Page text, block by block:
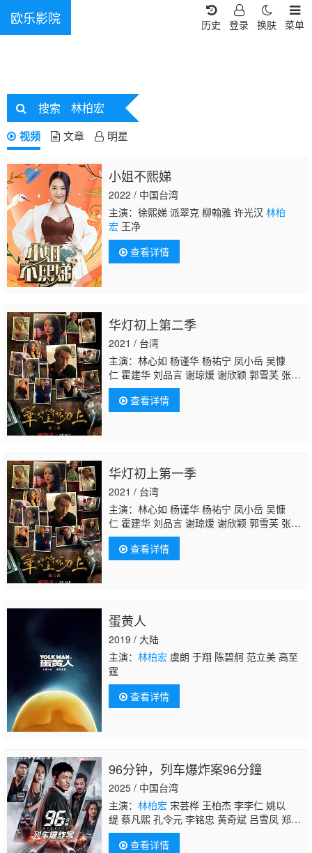
欧乐影院 菜单
换肤
登录
历史
搜索 林柏宏
视频 文章 明星
小姐不熙娣
2022 / 中国台湾
主演：徐熙娣 派翠克 柳翰雅 许光汉 林柏
宏王净
查看详情
华灯初上第二季
2021 / 台湾
主演：林心如 杨谨华 杨祐宁 凤小岳 吴慷
仁 霍建华 刘品言 谢琼煖 谢欣颖 郭雪芙 张轩
睿 江宜蓉 章广辰 郑元畅 刘敬 王柏杰 修杰
楷林柏宏王净 曾敬骅 张睿家 胡玮杰 谢雨
芝 屈中恒 应采灵 王静莹 伊正 黄柔闽 朱宥
查看详情
华灯初上第一季
2021 / 台湾
主演：林心如 杨谨华 杨祐宁 凤小岳 吴慷
仁 霍建华 刘品言 谢琼煖 谢欣颖 郭雪芙 张轩
睿 江宜蓉 章广辰 郑元畅 刘敬 王柏杰 修杰
楷林柏宏王净 曾敬骅 张睿家 胡玮杰 谢雨
芝 屈中恒 应采灵 王静莹 伊正 黄柔闽 朱宥
查看详情
蛋黄人
2019 / 大陆
主演： 林柏宏虞朗 于翔 陈碧舸 范立美 高至
霆
查看详情
96分钟，列车爆炸案96分鐘
2025 / 中国台湾
主演： 林柏宏宋芸桦 王柏杰 李李仁 姚以
缇 蔡凡熙 孔令元 李铭忠 黄奇斌 吕雪凤 郑志
伟 陈雪甄 巫建和 林昀希 邹承恩
查看详情